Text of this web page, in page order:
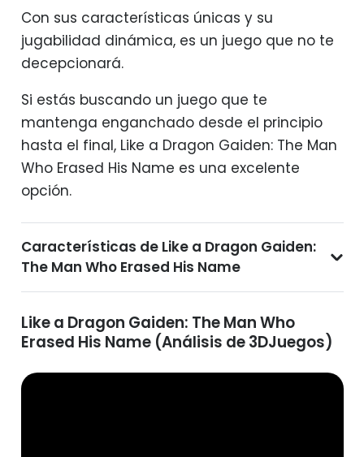
Con sus características únicas y su
jugabilidad dinámica, es un juego que no te
decepcionará.
Si estás buscando un juego que te
mantenga enganchado desde el principio
hasta el final, Like a Dragon Gaiden: The Man
Who Erased His Name es una excelente
opción.
Características de Like a Dragon Gaiden:
The Man Who Erased His Name
Like a Dragon Gaiden: The Man Who
Erased His Name (Análisis de 3DJuegos)